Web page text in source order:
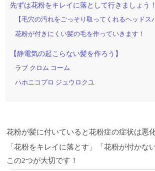
先ずは花粉をキレイに落として行きましょう！
【毛穴の汚れをごっそり取ってくれるヘッドス
花粉が付きにくい髪の毛を作っていきます！
【静電気の起こらない髪を作ろう】
ラブ クロム コーム
ハホニコプロ ジュウロクユ
花粉が髪に付いていると花粉症の症状は悪
「花粉をキレイに落とす」「花粉が付かな
この2つが大切です！